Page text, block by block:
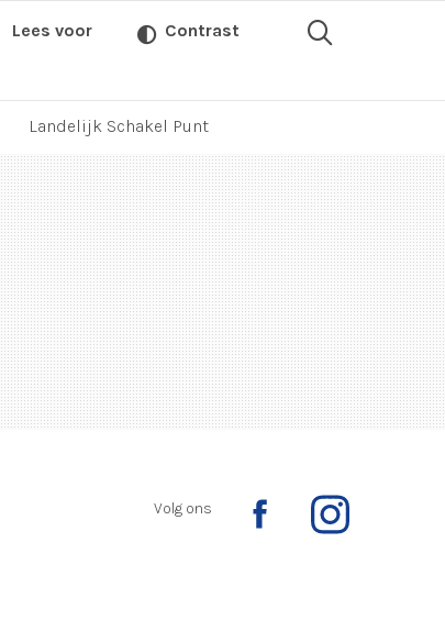
Lees voor Contrast
Landelijk Schakel Punt
Volg ons